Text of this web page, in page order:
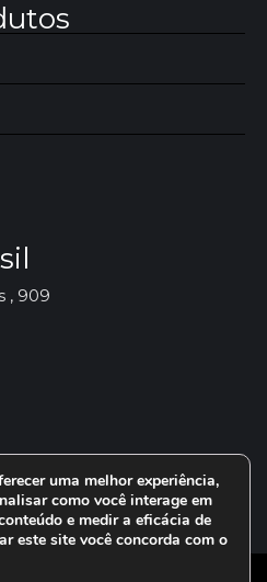
, 909
uma melhor experiência,
como você interage em
e medir a eficácia de
este site você concorda com o